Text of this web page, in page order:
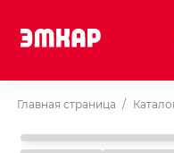
Главная страница /